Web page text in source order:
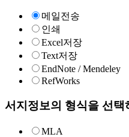
메일전송
인쇄
Excel저장
Text저장
EndNote / Mendeley
RefWorks
서지정보의 형식을 선택
MLA